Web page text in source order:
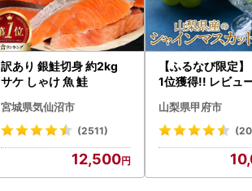
訳あり 銀鮭切身 約2kg
サケ しゃけ 魚 鮭
宮城県気仙沼市
(2511)
12,500
【ふるなび限定
1位獲得!! レビュ
〉山梨県産 シャイ
カット 2～3房（
N-Limited-SP
山梨県甲府市